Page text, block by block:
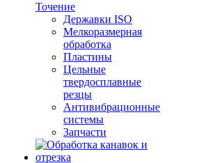
Точение
Державки ISO
Мелкоразмерная
обработка
Пластины
Цельные
твердосплавные
резцы
Антивибрационные
системы
Запчасти